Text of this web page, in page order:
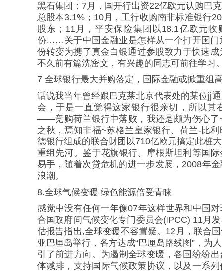
黑石集团；7月，国开行出资22亿欧元认购巴
总股本3.1%；10月，工行收购南非标准银行
股东；11月，平安保险集团以18.1亿欧元收
份……关于中国金融业是怎样从一个打开国门
份转变为携了真金白银通过参股致力于快速
不久前有篇洗密文，有兴趣的同志可前往学习
7 全球银行最大并购落定，国际金融或掀重组
话说我当年曾经跟巴克莱北京代表处的某位jj
会，于是一直觉得这家银行很亲切，所以其
——竞购荷兰银行中落败，我还是颇为伤心了
之秋，焉知非福~苏格兰皇家银行、荷兰-比
德银行组成的联合财团以710亿欧元搞定此桩
重组先河。鉴于花旗银行、摩根斯坦利等国
易手，随着次贷危机的进一步发展，2008年
浪潮。
8.全球气候变暖 绿色能源倍受青睐
感觉中没有任何一年像07年这样世界和中国
合国政府间气候变化专门委员会(IPCC) 11月
估报告指出,全球变暖不容置疑。12月，联合
亚巴厘岛举行，各方达成“巴厘岛路线图”，为
引了前进方向。为遏制全球变暖，各国纷纷
体减排，支持国际气候政策协议，以及一系